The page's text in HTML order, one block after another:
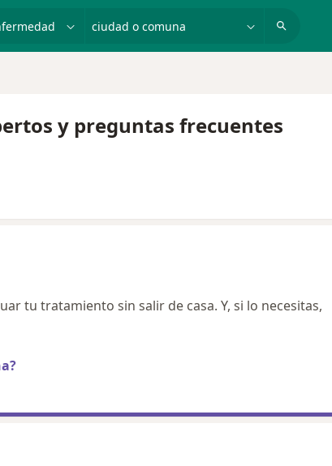
y preguntas frecuentes
tu tratamiento sin salir de casa. Y, si lo necesitas,